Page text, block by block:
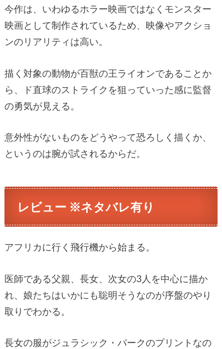
今作は、いわゆるホラー映画ではなくモンスター
映画として制作されているため、映像やアクショ
ンのリアリティは高い。
描く対象の動物が百獣の王ライオンであることか
ら、ド直球のストライクを狙っていった感に監督
の勇気が見える。
意外性がないものをどうやって恐ろしく描くか、
というのは腕が試されるからだ。
レビュー ※ネタバレ有り
アフリカに行く飛行機から始まる。
医師である父親、長女、次女の3人を中心に描か
れ、娘たちはいかにも聡明そうなのが序盤のやり
取りでわかる。
長女の服がジュラシック・パークのプリントなの